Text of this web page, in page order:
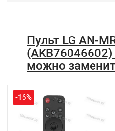
Пульт LG AN-
можно
-16%